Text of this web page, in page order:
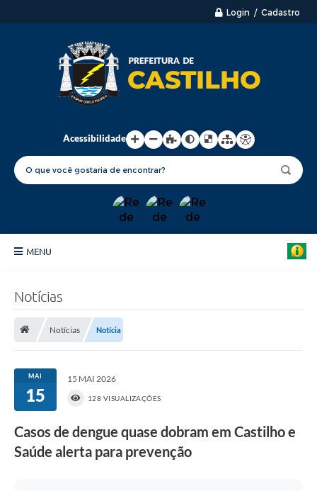
Login / Cadastro
Acessibilidade
MENU
Carta de Serviços
Turismo
Legislação
Notícias
Notícias Notícia
MAI
15
15 MAI 2026
128 VISUALIZAÇÕES
Casos de dengue quase dobram em Castilho e
Saúde alerta para prevenção